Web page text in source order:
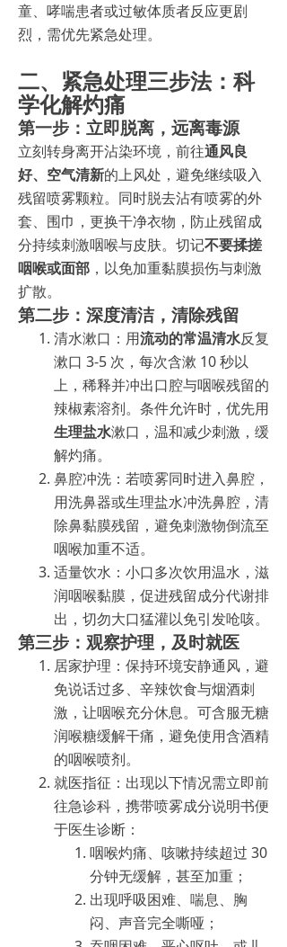
童、哮喘患者或过敏体质者反应更剧
烈，需优先紧急处理。
二、紧急处理三步法：科
学化解灼痛
第一步：立即脱离，远离毒源
立刻转身离开沾染环境，前往通风良
好、空气清新的上风处，避免继续吸入
残留喷雾颗粒。同时脱去沾有喷雾的外
套、围巾，更换干净衣物，防止残留成
分持续刺激咽喉与皮肤。切记不要揉搓
咽喉或面部 ，以免加重黏膜损伤与刺激
扩散。
第二步：深度清洁，清除残留
清水漱口：用流动的常温清水反复
漱口 3-5 次，每次含漱 10 秒以
上，稀释并冲出口腔与咽喉残留的
辣椒素溶剂。条件允许时，优先用
生理盐水漱口，温和减少刺激，缓
解灼痛。
鼻腔冲洗：若喷雾同时进入鼻腔，
用洗鼻器或生理盐水冲洗鼻腔，清
除鼻黏膜残留，避免刺激物倒流至
咽喉加重不适。
适量饮水：小口多次饮用温水，滋
润咽喉黏膜，促进残留成分代谢排
出，切勿大口猛灌以免引发呛咳。
第三步：观察护理，及时就医
居家护理：保持环境安静通风，避
免说话过多、辛辣饮食与烟酒刺
激，让咽喉充分休息。可含服无糖
润喉糖缓解干痛，避免使用含酒精
的咽喉喷剂。
就医指征：出现以下情况需立即前
往急诊科，携带喷雾成分说明书便
于医生诊断：
咽喉灼痛、咳嗽持续超过 30
分钟无缓解，甚至加重；
出现呼吸困难、喘息、胸
闷、声音完全嘶哑；